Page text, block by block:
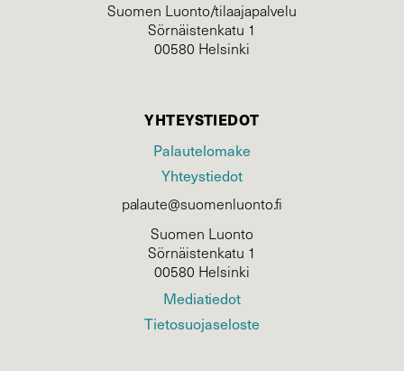
Suomen Luonto/tilaajapalvelu
Sörnäistenkatu 1
00580 Helsinki
YHTEYSTIEDOT
Palautelomake
Yhteystiedot
palaute@suomenluonto.fi
Suomen Luonto
Sörnäistenkatu 1
00580 Helsinki
Mediatiedot
Tietosuojaseloste